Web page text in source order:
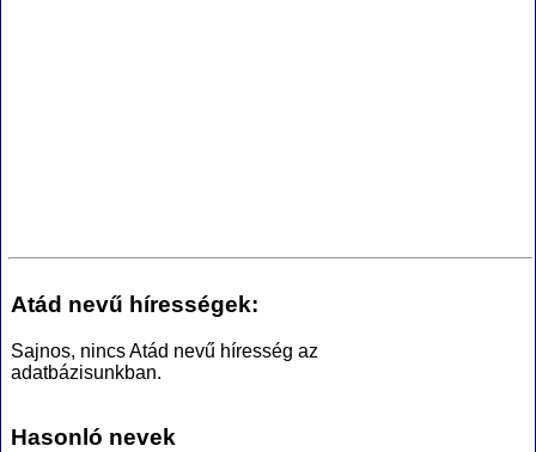
Atád nevű hírességek:
Sajnos, nincs Atád nevű híresség az
adatbázisunkban.
Hasonló nevek